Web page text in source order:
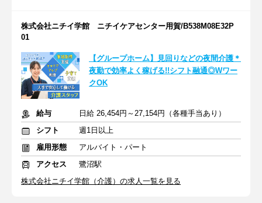
株式会社ニチイ学館 ニチイケアセンター用賀/B538M08E32P
01
【グループホーム】見回りなどの夜間介護＊
夜勤で効率よく稼げる!!シフト融通◎Wワー
クOK
給与
日給 26,454円～27,154円（各種手当あり）
シフト
週1日以上
雇用形態
アルバイト・パート
アクセス
鷺沼駅
株式会社ニチイ学館（介護）の求人一覧を見る